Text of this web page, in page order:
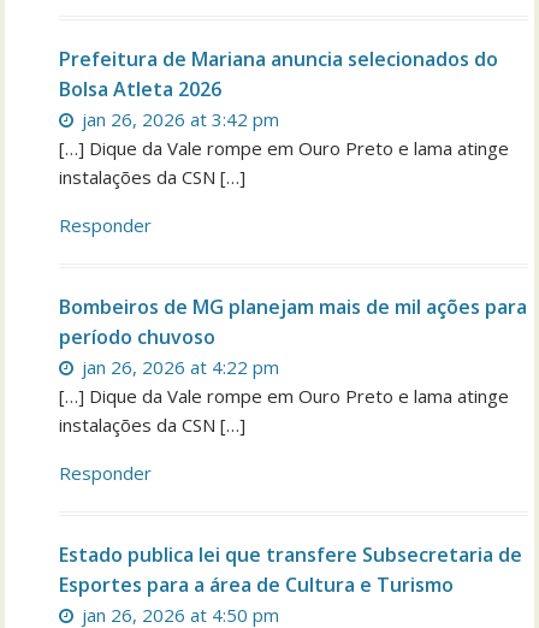
Prefeitura de Mariana anuncia selecionados do
Bolsa Atleta 2026
jan 26, 2026 at 3:42 pm
[…] Dique da Vale rompe em Ouro Preto e lama atinge
instalações da CSN […]
Responder
Bombeiros de MG planejam mais de mil ações para
período chuvoso
jan 26, 2026 at 4:22 pm
[…] Dique da Vale rompe em Ouro Preto e lama atinge
instalações da CSN […]
Responder
Estado publica lei que transfere Subsecretaria de
Esportes para a área de Cultura e Turismo
jan 26, 2026 at 4:50 pm